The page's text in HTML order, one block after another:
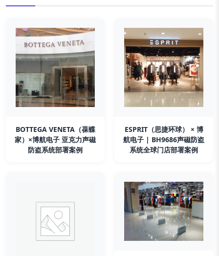
BOTTEGA VENETA（葆蝶
家）×博航电子 亚克力声磁
防盗系统部署案例
ESPRIT（思捷环球） × 博
航电子 | BH9686声磁防盗
系统全球门店部署案例